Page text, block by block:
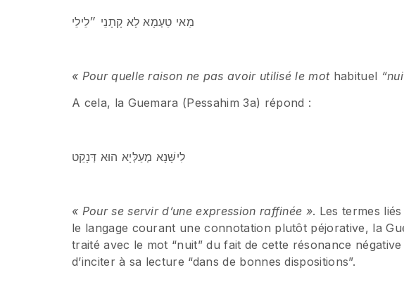
מַאי טַעְמָא לָא קָתָנֵי ״לֵילֵי
« Pour quelle raison ne pas avoir utilisé le mot habituel
A cela, la Guemara (Pessahim 3a) répond :
לִישָּׁנָא מְעַלְּיָא הוּא דְּנָקֵט
« Pour se servir d’une expression raffinée ». Les termes
le langage courant une connotation plutôt péjorative, la
traité avec le mot “nuit” du fait de cette résonance
d’inciter à sa lecture “dans de bonnes dispositions”.